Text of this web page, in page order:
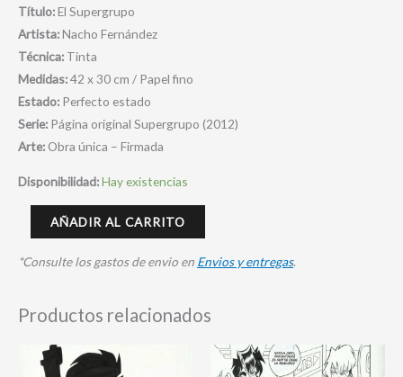
Título:El Supergrupo
Artista:Nacho Fernández
Técnica: Tinta
Medidas:42 x 30 cm / Papel fino
Estado: Perfecto estado
Serie: Página original Supergrupo (2012)
Arte: Obra única – Firmada
Disponibilidad:Hay existencias
AÑADIR AL CARRITO
*Consulte los gastos de envio en Envios y entregas.
Productos relacionados